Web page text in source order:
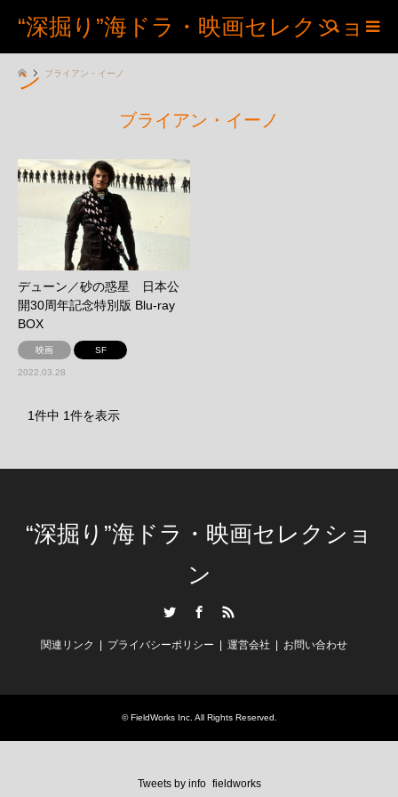
“深掘り”海ドラ・映画セレクショ
ン
検索
ブライアン・イーノ
ブライアン・イーノ
デューン／砂の惑星 日本公
開30周年記念特別版 Blu-ray
BOX
映画 SF
2022.03.28
1件中 1件を表示
“深掘り”海ドラ・映画セレクショ
ン
関連リンク プライバシーポリシー 運営会社 お問い合わせ
©FieldWorks Inc. All Rights Reserved.
Tweets by info_fieldworks